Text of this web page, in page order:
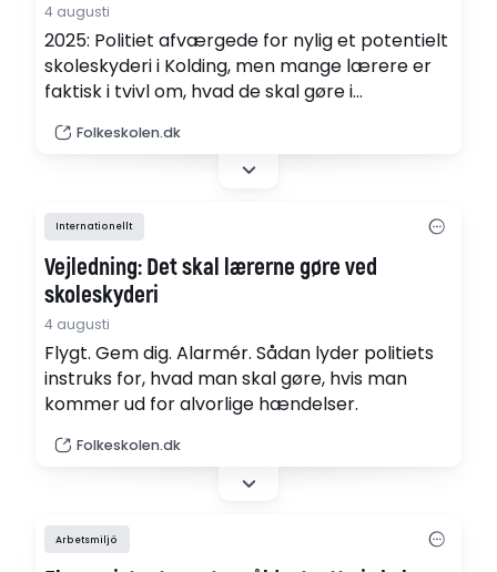
4 augusti
2025: Politiet afværgede for nylig et potentielt
skoleskyderi i Kolding, men mange lærere er
faktisk i tvivl om, hvad de skal gøre i
lyder det fra lærerformand Gordon Ørskov
Folkeskolen.dk
Internationellt
Vejledning: Det skal lærerne gøre ved
skoleskyderi
4 augusti
Flygt. Gem dig. Alarmér. Sådan lyder politiets
instruks for, hvad man skal gøre, hvis man
kommer ud for alvorlige hændelser.
Folkeskolen.dk
Arbetsmiljö